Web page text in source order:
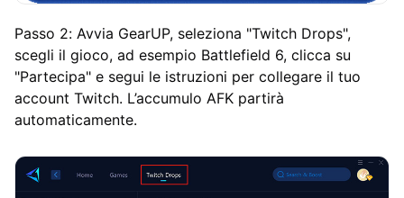
Passo 2: Avvia GearUP, seleziona "Twitch Drops",
scegli il gioco, ad esempio Battlefield 6, clicca su
"Partecipa" e segui le istruzioni per collegare il tuo
account Twitch. L’accumulo AFK partirà
automaticamente.